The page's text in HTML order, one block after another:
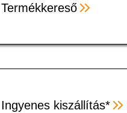
Termékkereső
Ingyenes kiszállítás*